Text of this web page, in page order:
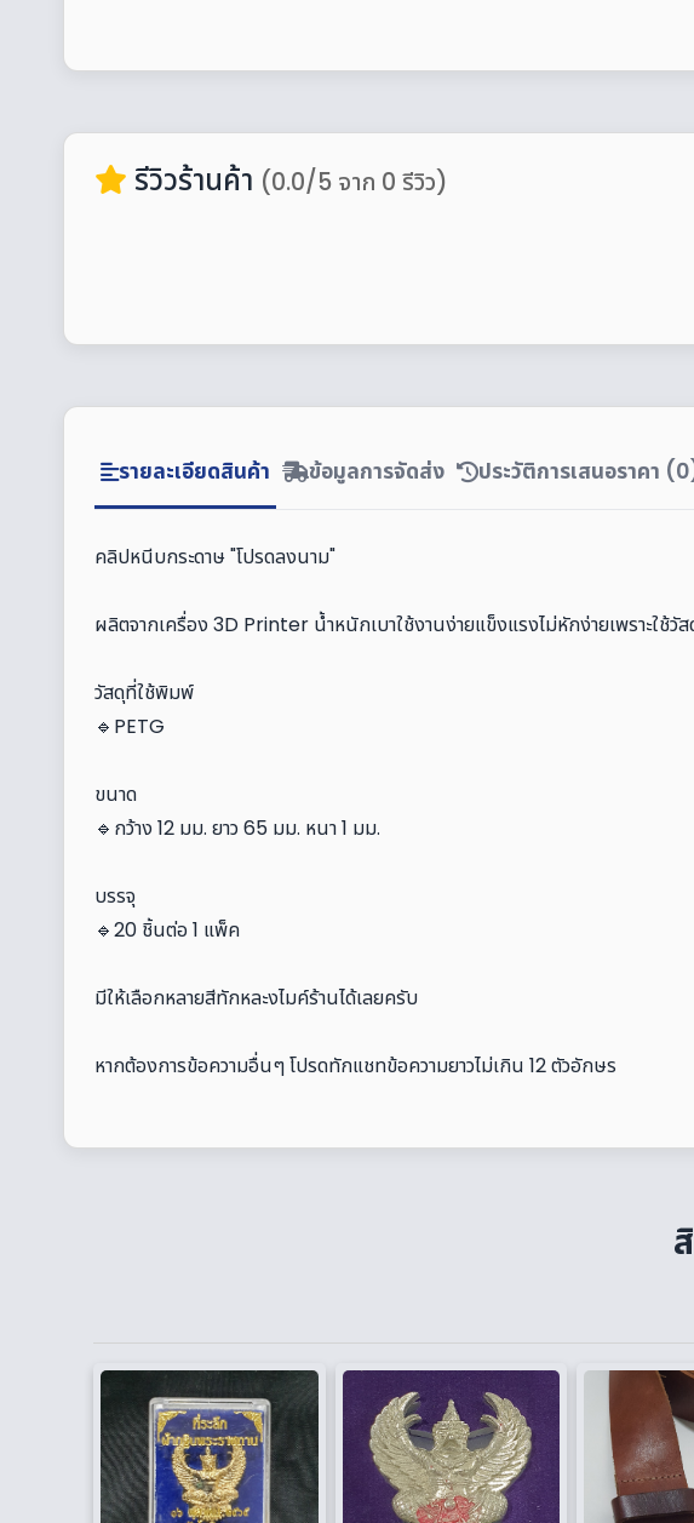
รีวิวร้านค้า (0.0/5 จาก 0 รีวิว)
รายละเอียดสินค้า ข้อมูลการจัดส่ง ประวัติการเสนอราคา
คลิปหนีบกระดาษ "โปรดลงนาม"
ผลิตจากเครื่อง 3D Printer น้ำหนักเบาใช้งานง่ายแข็งแรงไม่หักง่ายเพราะใช้วั
วัสดุที่ใช้พิมพ์
🔹PETG
ขนาด
🔹กว้าง 12 มม. ยาว 65 มม. หนา 1 มม.
บรรจุ
🔹20 ชิ้นต่อ 1 แพ็ค
มีให้เลือกหลายสีทักหละงไมค์ร้านได้เลยครับ
หากต้องการข้อความอื่นๆ โปรดทักแชทข้อความยาวไม่เกิน 12 ตัวอักษร